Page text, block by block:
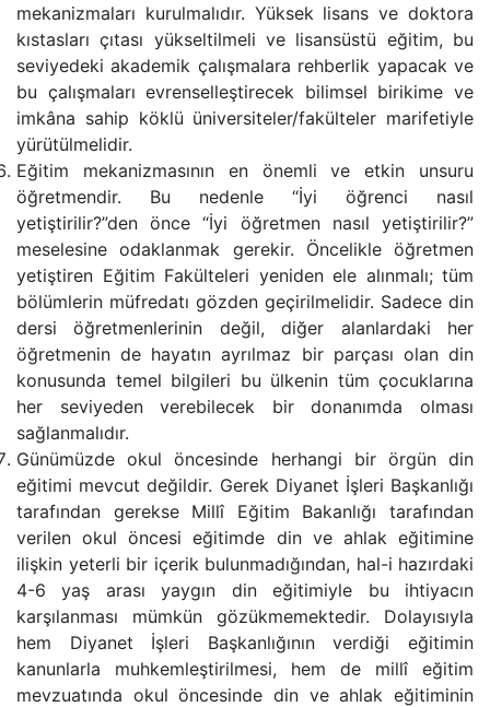
mekanizmaları kurulmalıdır. Yüksek lisans ve doktora
kıstasları çıtası yükseltilmeli ve lisansüstü eğitim, bu
seviyedeki akademik çalışmalara rehberlik yapacak ve
bu çalışmaları evrenselleştirecek bilimsel birikime ve
imkâna sahip köklü üniversiteler/fakülteler marifetiyle
yürütülmelidir.
Eğitim mekanizmasının en önemli ve etkin unsuru
öğretmendir. Bu nedenle “İyi öğrenci nasıl
yetiştirilir?”den önce “İyi öğretmen nasıl yetiştirilir?”
meselesine odaklanmak gerekir. Öncelikle öğretmen
yetiştiren Eğitim Fakülteleri yeniden ele alınmalı; tüm
bölümlerin müfredatı gözden geçirilmelidir. Sadece din
dersi öğretmenlerinin değil, diğer alanlardaki her
öğretmenin de hayatın ayrılmaz bir parçası olan din
konusunda temel bilgileri bu ülkenin tüm çocuklarına
her seviyeden verebilecek bir donanımda olması
sağlanmalıdır.
Günümüzde okul öncesinde herhangi bir örgün din
eğitimi mevcut değildir. Gerek Diyanet İşleri Başkanlığı
tarafından gerekse Millî Eğitim Bakanlığı tarafından
verilen okul öncesi eğitimde din ve ahlak eğitimine
ilişkin yeterli bir içerik bulunmadığından, hal-i hazırdaki
4-6 yaş arası yaygın din eğitimiyle bu ihtiyacın
karşılanması mümkün gözükmemektedir. Dolayısıyla
hem Diyanet İşleri Başkanlığının verdiği eğitimin
kanunlarla muhkemleştirilmesi, hem de millî eğitim
mevzuatında okul öncesinde din ve ahlak eğitiminin